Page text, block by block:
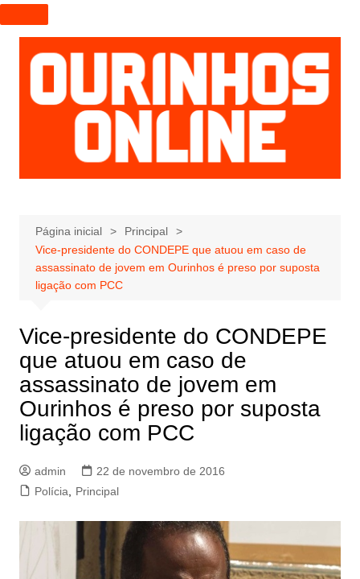
I
r
p
a
r
a
e
ú
d
o
Página inicial
Principal
Vice-presidente do CONDEPE que atuou em caso de
assassinato de jovem em Ourinhos é preso por suposta
ligação com PCC
Vice-presidente do CONDEPE
que atuou em caso de
assassinato de jovem em
Ourinhos é preso por suposta
ligação com PCC
admin
22 de novembro de 2016
Polícia
Principal